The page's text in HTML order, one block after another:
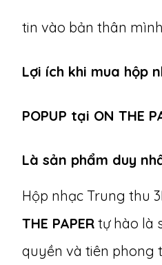
tin vào bản thân
Lợi ích khi mua hộp
POPUP tại ON THE
Là sản phẩm duy
Hộp nhạc Trung thu
THE PAPER tự hào là
quyền và tiên phong